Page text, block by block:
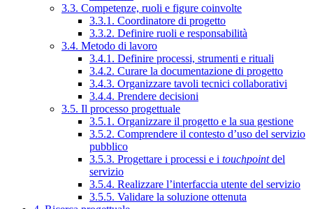
3.3. Competenze, ruoli e figure coinvolte
3.3.1. Coordinatore di progetto
3.3.2. Definire ruoli e responsabilità
3.4. Metodo di lavoro
3.4.1. Definire processi, strumenti e rituali
3.4.2. Curare la documentazione di progetto
3.4.3. Organizzare tavoli tecnici collaborativi
3.4.4. Prendere decisioni
3.5. Il processo progettuale
3.5.1. Organizzare il progetto e la sua gestione
3.5.2. Comprendere il contesto d’uso del servizio
pubblico
3.5.3. Progettare i processi e i touchpointdel
servizio
3.5.4. Realizzare l’interfaccia utente del servizio
3.5.5. Validare la soluzione ottenuta